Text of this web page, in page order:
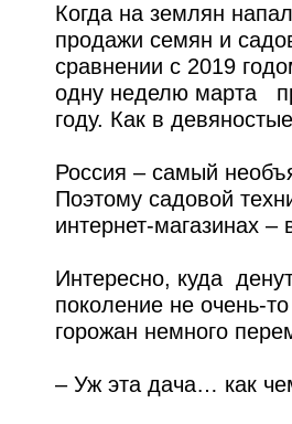
Когда на землян
продажи семян и
сравнении с 2019
одну неделю марта
году. Как в
Россия – самый
Поэтому садовой
интернет-магазинах
Интересно, куда
поколение не очень-
горожан немного
– Уж эта дача… как